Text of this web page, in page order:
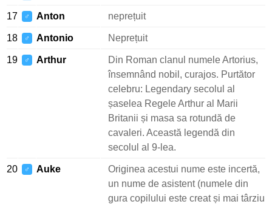
17 ♂ Anton neprețuit
18 ♂ Antonio Neprețuit
19 ♂ Arthur
Din Roman clanul numele Artorius,
însemnând nobil, curajos. Purtător
celebru: Legendary secolul al
șaselea Regele Arthur al Marii
Britanii și masa sa rotundă de
cavaleri. Această legendă din
secolul al 9-lea.
20 ♂ Auke
Originea acestui nume este incertă,
un nume de asistent (numele din
gura copilului este creat și mai târziu